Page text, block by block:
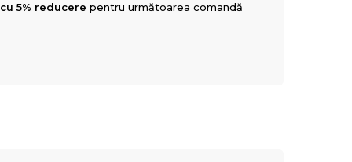
5% reducere pentru următoarea comandă